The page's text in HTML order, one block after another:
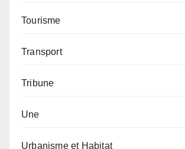
Tourisme
Transport
Tribune
Une
Urbanisme et Habitat